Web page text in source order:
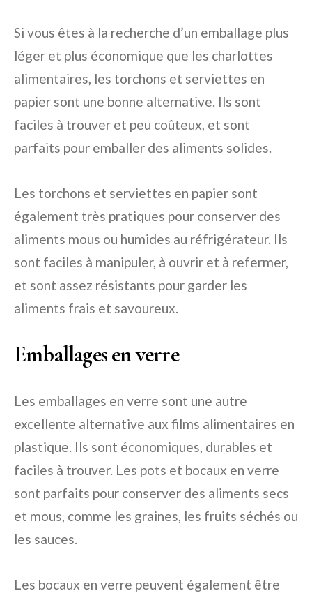
Si vous êtes à la recherche d’un emballage plus
léger et plus économique que les charlottes
alimentaires, les torchons et serviettes en
papier sont une bonne alternative. Ils sont
faciles à trouver et peu coûteux, et sont
parfaits pour emballer des aliments solides.
Les torchons et serviettes en papier sont
également très pratiques pour conserver des
aliments mous ou humides au réfrigérateur. Ils
sont faciles à manipuler, à ouvrir et à refermer,
et sont assez résistants pour garder les
aliments frais et savoureux.
Emballages en verre
Les emballages en verre sont une autre
excellente alternative aux films alimentaires en
plastique. Ils sont économiques, durables et
faciles à trouver. Les pots et bocaux en verre
sont parfaits pour conserver des aliments secs
et mous, comme les graines, les fruits séchés ou
les sauces.
Les bocaux en verre peuvent également être